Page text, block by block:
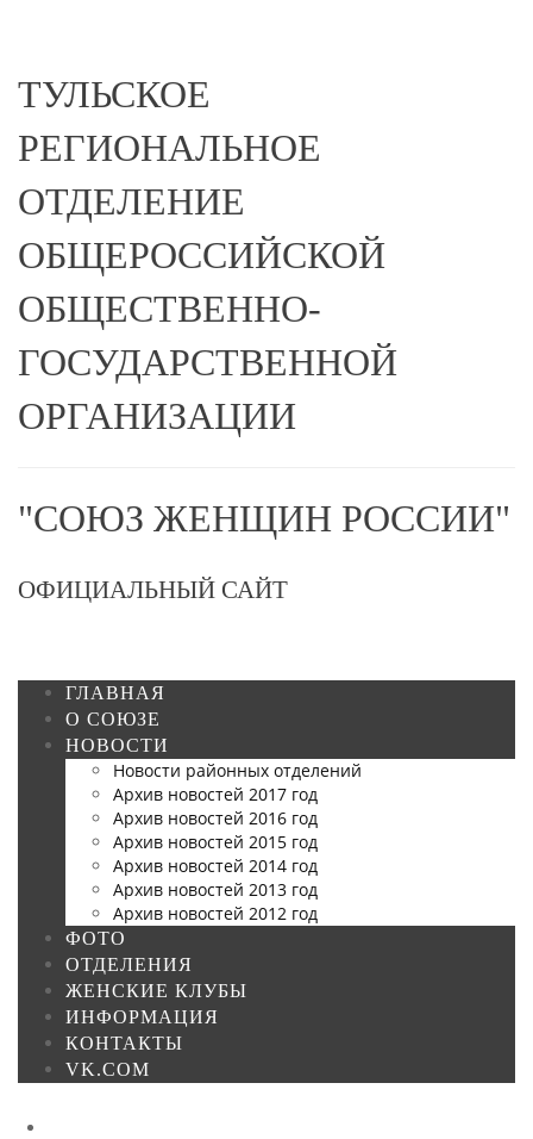
ТУЛЬСКОЕ
РЕГИОНАЛЬНОЕ
ОТДЕЛЕНИЕ
ОБЩЕРОССИЙСКОЙ
ОБЩЕСТВЕННО-
ГОСУДАРСТВЕННОЙ
ОРГАНИЗАЦИИ
"СОЮЗ ЖЕНЩИН РОССИИ"
ОФИЦИАЛЬНЫЙ САЙТ
ГЛАВНАЯ
О СОЮЗЕ
НОВОСТИ
Новости районных отделений
Архив новостей 2017 год
Архив новостей 2016 год
Архив новостей 2015 год
Архив новостей 2014 год
Архив новостей 2013 год
Архив новостей 2012 год
ФОТО
ОТДЕЛЕНИЯ
ЖЕНСКИЕ КЛУБЫ
ИНФОРМАЦИЯ
КОНТАКТЫ
VK.COM